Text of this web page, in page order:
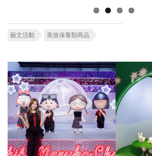
藝文活動 美妝保養類商品